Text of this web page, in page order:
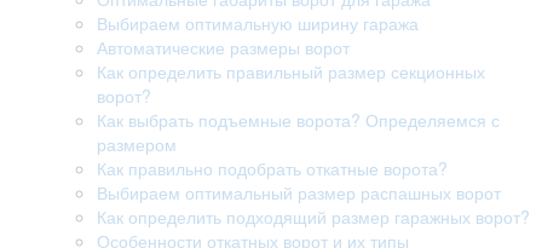
Выбираем оптимальную ширину гаража
Автоматические размеры ворот
Как определить правильный размер секционных
ворот?
Как выбрать подъемные ворота? Определяемся с
размером
Как правильно подобрать откатные ворота?
Выбираем оптимальный размер распашных ворот
Как определить подходящий размер гаражных ворот?
Особенности откатных ворот и их типы